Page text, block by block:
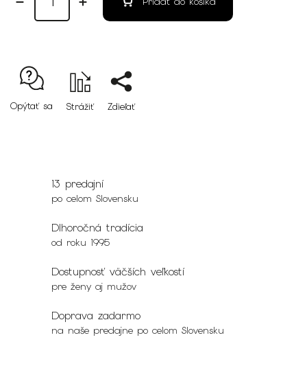
Opýtať sa Strážiť Zdieľať
13 predajní
po celom Slovensku
Dlhoročná tradícia
od roku 1995
Dostupnosť väčších veľkostí
pre ženy aj mužov
Doprava zadarmo
na naše predajne po celom Slovensku